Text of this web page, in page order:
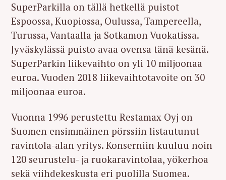
SuperParkilla on tällä hetkellä puistot
Espoossa, Kuopiossa, Oulussa, Tampereella,
Turussa, Vantaalla ja Sotkamon Vuokatissa.
Jyväskylässä puisto avaa ovensa tänä kesänä.
SuperParkin liikevaihto on yli 10 miljoonaa
euroa. Vuoden 2018 liikevaihtotavoite on 30
miljoonaa euroa.
Vuonna 1996 perustettu Restamax Oyj on
Suomen ensimmäinen pörssiin listautunut
ravintola-alan yritys. Konserniin kuuluu noin
120 seurustelu- ja ruokaravintolaa, yökerhoa
sekä viihdekeskusta eri puolilla Suomea.